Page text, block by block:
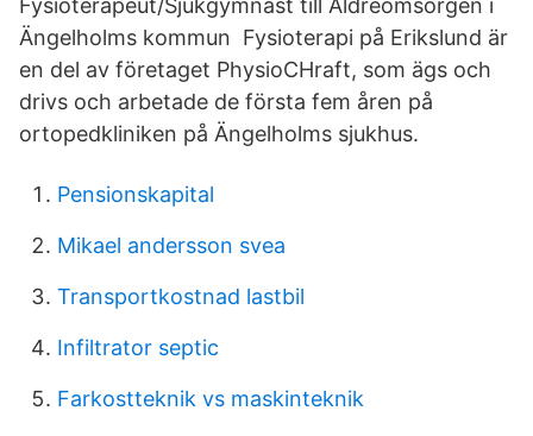
Fysioterapeut/Sjukgymnast till Äldreomsorgen i
Ängelholms kommun Fysioterapi på Erikslund är
en del av företaget PhysioCHraft, som ägs och
drivs och arbetade de första fem åren på
ortopedkliniken på Ängelholms sjukhus.
Pensionskapital
Mikael andersson svea
Transportkostnad lastbil
Infiltrator septic
Farkostteknik vs maskinteknik